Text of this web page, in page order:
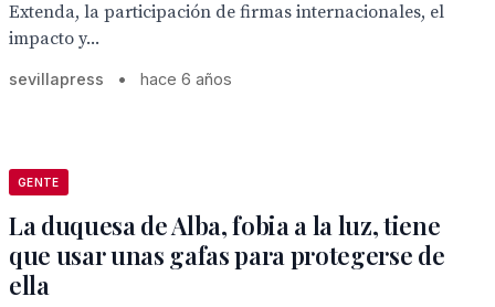
Extenda, la participación de firmas internacionales, el
impacto y...
sevillapress • hace 6 años
GENTE
La duquesa de Alba, fobia a la luz, tiene
que usar unas gafas para protegerse de
ella